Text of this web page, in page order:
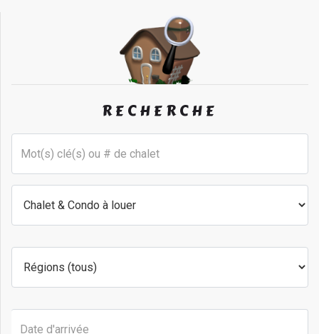
RECHERCHE